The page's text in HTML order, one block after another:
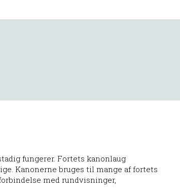
fungerer. Fortets kanonlaug
Kanonerne bruges til mange af fortets
med rundvisninger,